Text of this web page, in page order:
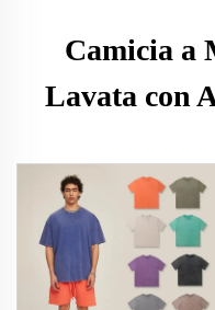
Camicia a
Lavata con